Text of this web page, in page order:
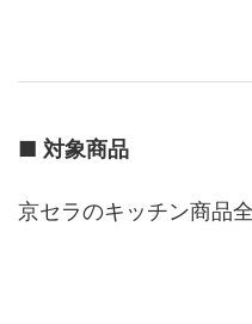
■ 対象商品
京セラのキッチン商品